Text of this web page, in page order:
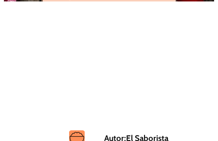
Autor:El Saborista